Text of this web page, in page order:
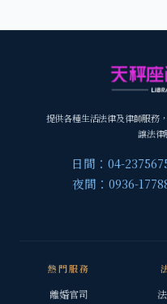
提供各種生活法律及律師服務
讓法律
日間：04-
夜間：0936-
熱門服務
離婚官司